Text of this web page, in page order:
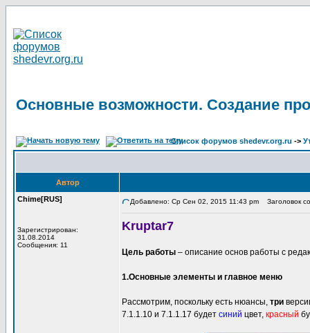
Основные возможности. Создание
Список форумов shedevr.org.ru ->
Автор
Chime[RUS]
Зарегистрирован:
31.08.2014
Сообщения: 11
Добавлено: Ср Сен 02, 2015 11:43 pm Заголовок
Kruptar7
Цель работы – описание основ работы с
1.Основные элементы и главное меню
Рассмотрим, поскольку есть нюансы, три
7.1.1.10 и 7.1.1.17 будет синий цвет, красный